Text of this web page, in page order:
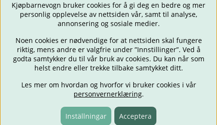
BARNEVOGNER BILSTOLER BABY SPISE & MATE
REISE
FORELDRE
BARNEROMMET LEKER TILBUD
OUTLET
GAVETIPS
Kjøpbarnevogn bruker cookies for å gi deg en bedre og mer
personlig opplevelse av nettsiden vår, samt til analyse,
annonsering og sosiale medier.
Noen cookies er nødvendige for at nettsiden skal fungere
riktig, mens andre er valgfrie under ”Innstillinger”. Ved å
godta samtykker du til vår bruk av cookies. Du kan når som
helst endre eller trekke tilbake samtykket ditt.
Les mer om hvordan og hvorfor vi bruker cookies i vår
personvernerklæring.
Inställningar Acceptera